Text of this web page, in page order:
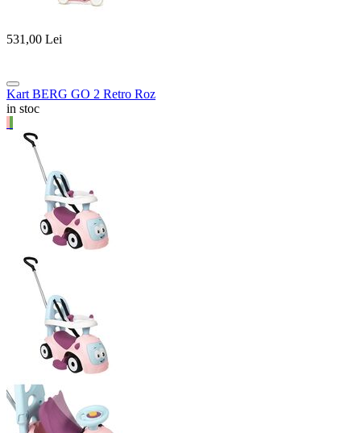
531,00 Lei
Kart BERG GO 2 Retro Roz
in stoc